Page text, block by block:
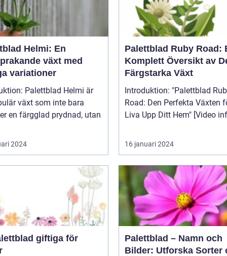
Helmi: En
växt med
variationer
Palettblad Helmi är
växt som inte bara
en färgglad prydnad, utan
2024
Palettblad Ruby Road:
Komplett Översikt av
Färgstarka Växt
Introduktion: "Palettblad Ruby
Road: Den Perfekta Växten
Liva Upp Ditt Hem"
16 januari 2024
giftiga för
Palettblad – Namn och
Bilder: Utforska Sorter